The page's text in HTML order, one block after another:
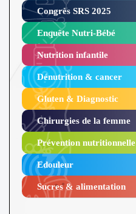
Congrès SRS 2025 ​
Enquête Nutri-Bébé ​
Nutrition infantile
Dénutrition & cancer
Gluten & Diagnostic
Chirurgies de la femme
Prévention nutritionnelle
Edouleur​
Sucres & alimentation​